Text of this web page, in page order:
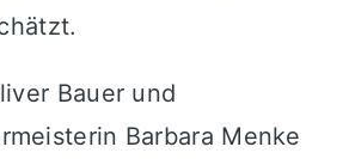
.
Bauer und
Barbara Menke